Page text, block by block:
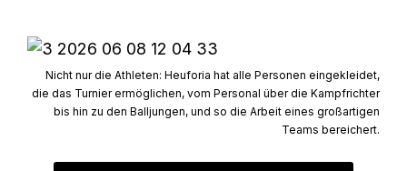
Nicht nur die Athleten: Heuforia hat alle Personen eingekleidet,
die das Turnier ermöglichen, vom Personal über die Kampfrichter
bis hin zu den Balljungen, und so die Arbeit eines großartigen
Teams bereichert.